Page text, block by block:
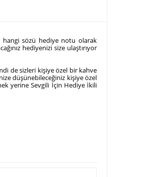
hangi sözü hediye notu olarak
hediyenizi size ulaştırıyor
de sizleri kişiye özel bir kahve
düşünebileceğiniz kişiye özel
yerine Sevgili İçin Hediye İkili